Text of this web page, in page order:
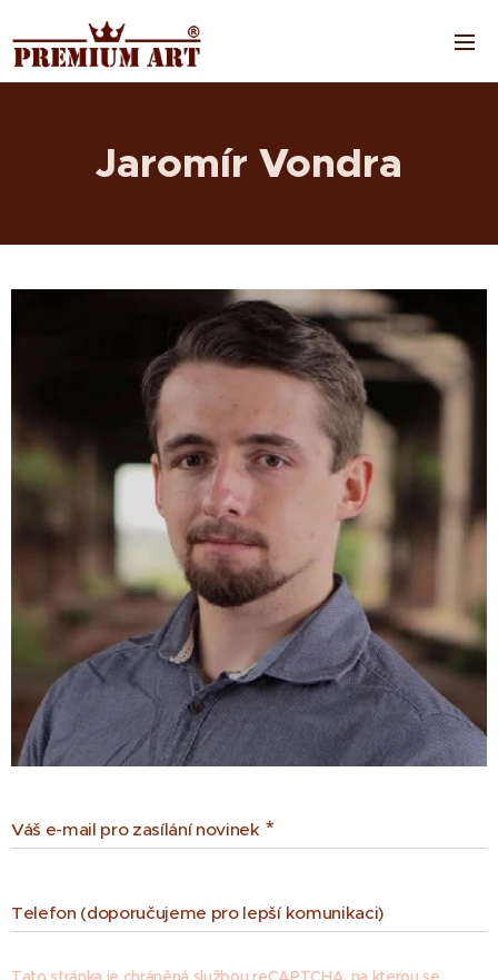
Jaromír Vondra
Váš e-mail pro zasílání novinek
Telefon (doporučujeme pro lepší komunikaci)